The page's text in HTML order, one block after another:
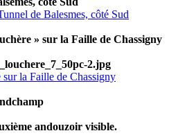
de Balesmes, côté Sud
» sur la Faille de Chassigny
2.jpg
la Faille de Chassigny
andouzoir visible.